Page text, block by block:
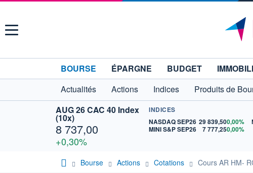
Menu
BOURSE ÉPARGNE BUDGET
Actualités
Actions Indices Produits de
AUG 26 CAC 40 Index
(10x)
8 737,00
+0,30%
INDICES
NASDAQ SEP26 29 839,500,00%
MINI S&P SEP26
7 777,250,00%
Bourse Actions Cotations Cours AR HM-